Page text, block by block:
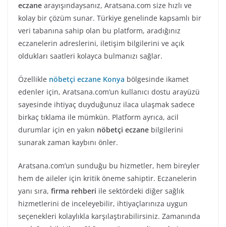
eczane arayışındaysanız, Aratsana.com size hızlı ve
kolay bir çözüm sunar. Türkiye genelinde kapsamlı bir
veri tabanına sahip olan bu platform, aradığınız
eczanelerin adreslerini, iletişim bilgilerini ve açık
oldukları saatleri kolayca bulmanızı sağlar.
Özellikle nöbetçi eczane Konya bölgesinde ikamet
edenler için, Aratsana.com’un kullanıcı dostu arayüzü
sayesinde ihtiyaç duyduğunuz ilaca ulaşmak sadece
birkaç tıklama ile mümkün. Platform ayrıca, acil
durumlar için en yakın nöbetçi eczane bilgilerini
sunarak zaman kaybını önler.
Aratsana.com’un sunduğu bu hizmetler, hem bireyler
hem de aileler için kritik öneme sahiptir. Eczanelerin
yanı sıra, firma rehberi ile sektördeki diğer sağlık
hizmetlerini de inceleyebilir, ihtiyaçlarınıza uygun
seçenekleri kolaylıkla karşılaştırabilirsiniz. Zamanında